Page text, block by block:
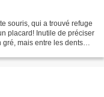
souris, qui a trouvé refuge
placard! Inutile de préciser
mais entre les dents